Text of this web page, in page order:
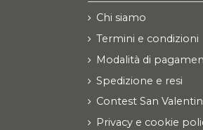
Chi siamo
Termini e condizioni
Modalità di
Spedizione e resi
Contest San
Privacy e cookie